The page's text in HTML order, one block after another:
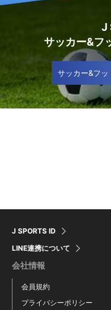
J
サッカー&フ
サッカー&フ
J SPORTS ID
LINE連携について
会社情報
会員規約
プライバシーポリシー